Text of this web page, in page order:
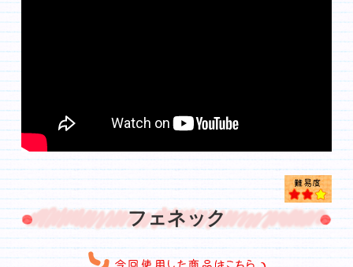
フェネック